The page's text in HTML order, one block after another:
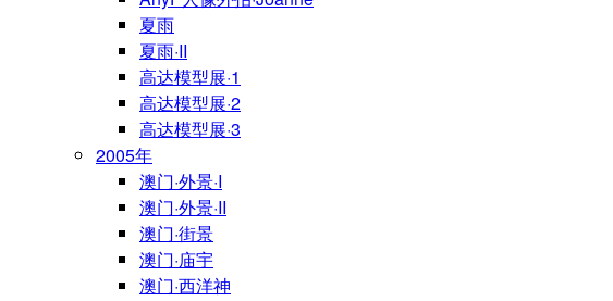
夏雨
夏雨·II
高达模型展·1
高达模型展·2
高达模型展·3
2005年
澳门·外景·I
澳门·外景·II
澳门·街景
澳门·庙宇
澳门·西洋神